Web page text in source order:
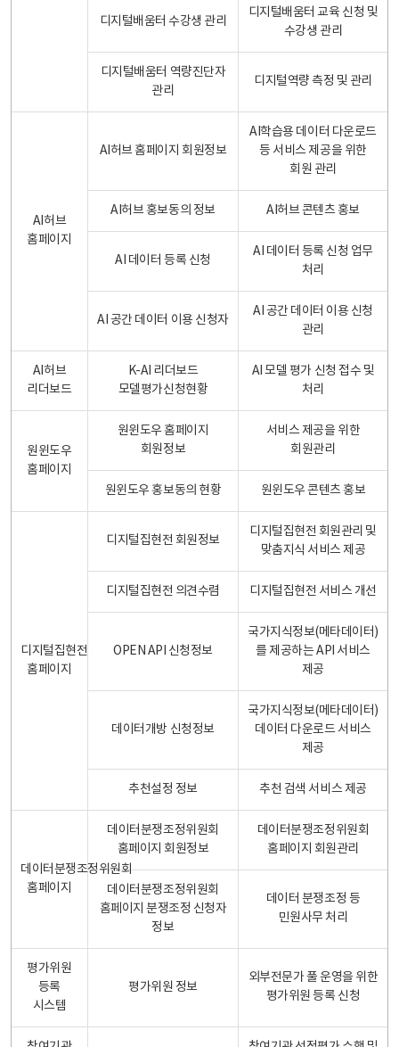
디지털배움터 수강생 관리
디지털배움터 교육 신청 및
수강생 관리
디지털배움터 역량진단자
관리
디지털역량 측정 및 관리
AI허브
홈페이지
AI허브 홈페이지 회원정보
AI학습용 데이터 다운로드
등 서비스 제공을 위한
회원 관리
AI허브 홍보동의 정보 AI허브 콘텐츠 홍보
AI 데이터 등록 신청
AI 데이터 등록 신청 업무
처리
AI 공간 데이터 이용 신청자
AI 공간 데이터 이용 신청
관리
AI허브
리더보드
K-AI 리더보드
모델평가신청현황
AI 모델 평가 신청 접수 및
처리
원윈도우
홈페이지
원윈도우 홈페이지
회원정보
서비스 제공을 위한
회원관리
원윈도우 홍보동의 현황 원윈도우 콘텐츠 홍보
디지털집현전
홈페이지
디지털집현전 회원정보
디지털집현전 회원관리 및
맞춤지식 서비스 제공
디지털집현전 의견수렴 디지털집현전 서비스 개선
OPEN API 신청정보
국가지식정보(메타데이터)
를 제공하는 API 서비스
제공
데이터개방 신청정보
국가지식정보(메타데이터)
데이터 다운로드 서비스
제공
추천설정 정보 추천 검색 서비스 제공
데이터분쟁조정위원회
홈페이지
데이터분쟁조정위원회
홈페이지 회원정보
데이터분쟁조정위원회
홈페이지 회원관리
데이터분쟁조정위원회
홈페이지 분쟁조정 신청자
정보
데이터 분쟁조정 등
민원사무 처리
평가위원
등록
시스템
평가위원 정보
외부전문가 풀 운영을 위한
평가위원 등록 신청